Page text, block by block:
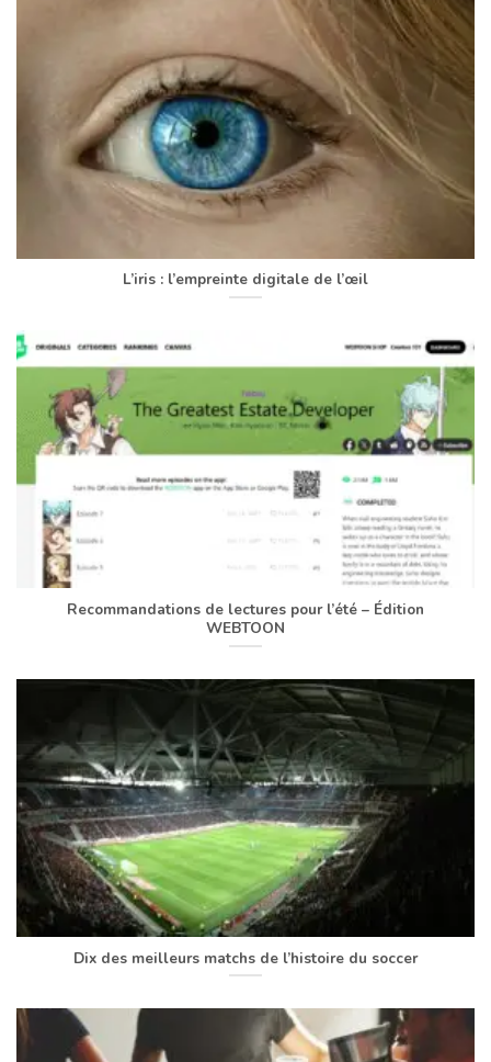
L’iris : l’empreinte digitale de l’œil
Recommandations de lectures pour l’été – Édition
WEBTOON
Dix des meilleurs matchs de l’histoire du soccer